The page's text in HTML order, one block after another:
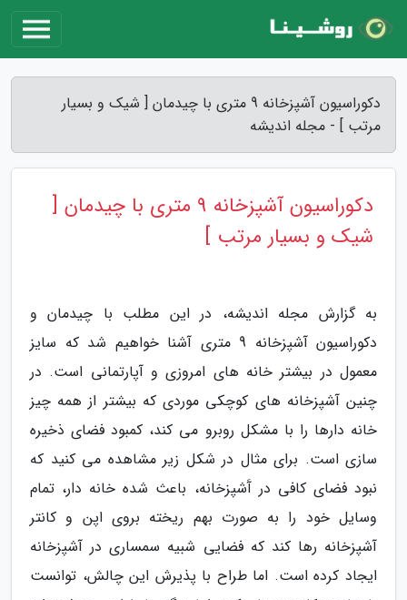
دکوراسیون آشپزخانه 9 متری با چیدمان [ شیک و بسیار
مرتب ] - مجله اندیشه
دکوراسیون آشپزخانه 9 متری با چیدمان [
شیک و بسیار مرتب ]
به گزارش مجله اندیشه، در این مطلب با چیدمان و
دکوراسیون آشپزخانه 9 متری آشنا خواهیم شد که سایز
معمول در بیشتر خانه های امروزی و آپارتمانی است. در
چنین آشپزخانه های کوچکی موردی که بیشتر از همه چیز
خانه دارها را با مشکل روبرو می کند، کمبود فضای ذخیره
سازی است. برای مثال در شکل زیر مشاهده می کنید که
نبود فضای کافی در آَشپزخانه، باعث شده خانه دار، تمام
وسایل خود را به صورت بهم ریخته بروی اپن و کانتر
آشپزخانه رها کند که فضایی شبیه سمساری در آشپزخانه
ایجاد کرده است. اما طراح با پذیرش این چالش، توانست